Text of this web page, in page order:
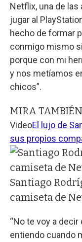
Netflix, una de
jugar al
hecho de formar
conmigo mismo
porque con mi
y nos metíamos
chicos”.
MIRA TAMBIÉN
VideoEl lujo de
sus propios
Santiago
camiseta de
“No te voy a
entiendo cuando